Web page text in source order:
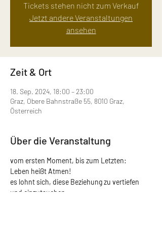
Tickets stehen nicht zum Verkauf
Jetzt andere Veranstaltungen
ansehen
Zeit & Ort
18. Sep. 2024, 18:00 – 23:00
Graz, Obere Bahnstraße 55, 8010 Graz,
Österreich
Über die Veranstaltung
vom ersten Moment, bis zum Letzten:
Leben heißt Atmen!
es lohnt sich, diese Beziehung zu vertiefen
und einzutauchen